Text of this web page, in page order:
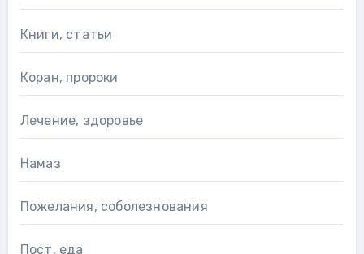
Книги, статьи
Коран, пророки
Лечение, здоровье
Намаз
Пожелания, соболезнования
Пост, еда